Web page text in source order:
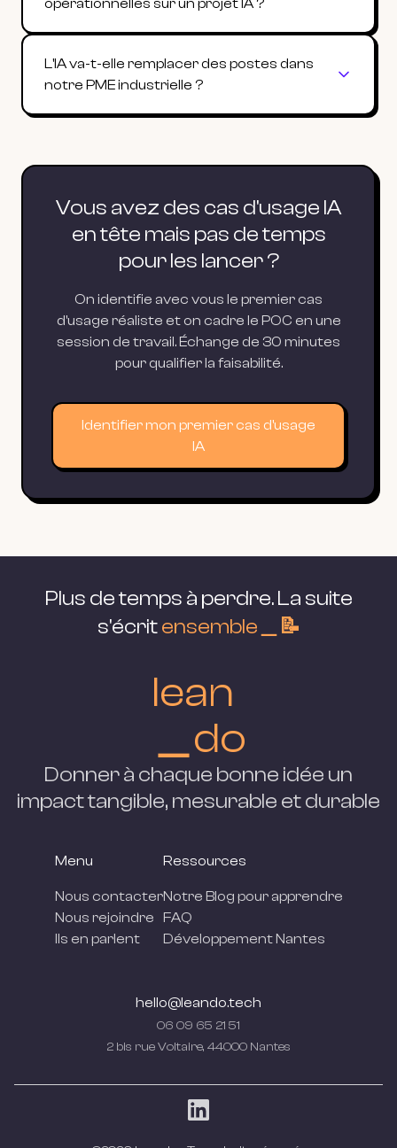
opérationnelles sur un projet IA ?
L'IA va-t-elle remplacer des postes dans
notre PME industrielle ?
Vous avez des cas d'usage IA
en tête mais pas de temps
pour les lancer ?
On identifie avec vous le premier cas
d'usage réaliste et on cadre le POC en une
session de travail. Échange de 30 minutes
pour qualifier la faisabilité.
Identifier mon premier cas d'usage
IA
Plus de temps à perdre. La suite
s'écrit ensemble＿📝
lean
＿do
Donner à chaque bonne idée un
impact tangible, mesurable etdurable
Menu
Nous contacter
Nous rejoindre
Ils en parlent
Ressources
Notre Blog pour apprendre
FAQ
Développement Nantes
hello@leando.tech
06 09 65 21 51
2 bis rue Voltaire, 44000 Nantes